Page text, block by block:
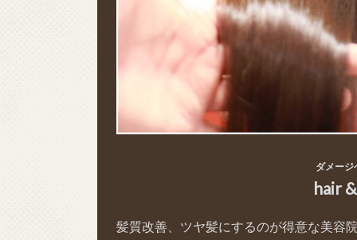
ダメージ
hair
髪質改善、ツヤ髪にするのが得意な美容